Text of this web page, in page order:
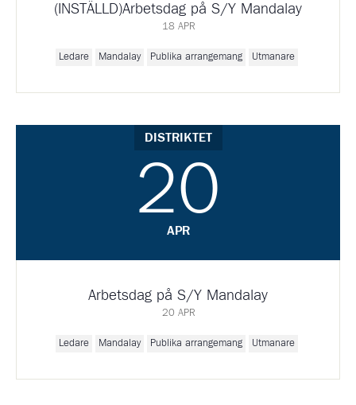
(INSTÄLLD)Arbetsdag på S/Y Mandalay
18 APR
Ledare Mandalay Publika arrangemang Utmanare
DISTRIKTET
20
APR
Arbetsdag på S/Y Mandalay
20 APR
Ledare Mandalay Publika arrangemang Utmanare